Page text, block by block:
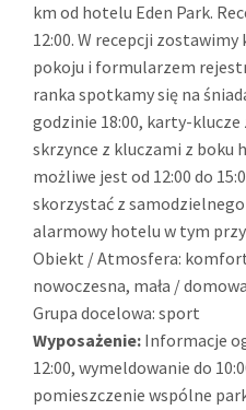
km od hotelu Eden Park.
12:00. W recepcji
pokoju i formularzem
ranka spotkamy się na
godzinie 18:00, karty-
skrzynce z kluczami z boku
możliwe jest od 12:00 do
skorzystać z
alarmowy hotelu w tym
Obiekt / Atmosfera:
nowoczesna, mała /
Grupa docelowa: sport
Wyposażenie: Informacje
12:00, wymeldowanie do
pomieszczenie wspólne